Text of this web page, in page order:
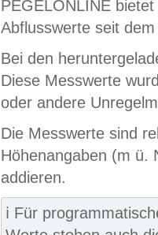
PEGELONLINE
Abflusswerte seit
Bei den
Diese Messwerte
oder andere
Die Messwerte sind
Höhenangaben (m ü.
addieren.
ℹ️ Für